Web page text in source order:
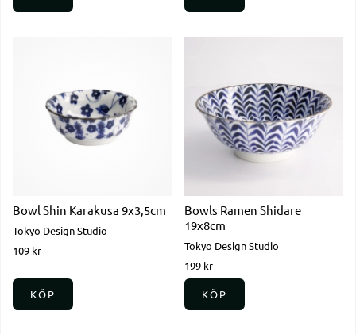
Bowl Shin Karakusa 9x3,5cm
Tokyo Design Studio
109 kr
KÖP
Bowls Ramen Shidare
19x8cm
Tokyo Design Studio
199 kr
KÖP